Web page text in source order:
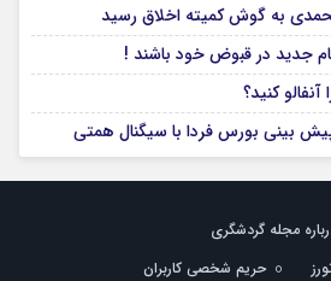
به گوش کمیته اخلاق رسید
جدید در قبوض خود باشند !
کنید؟
پیش بینی بورس فردا با سیگنال همتی
مجله گردشگری
حریم شخصی کاربران